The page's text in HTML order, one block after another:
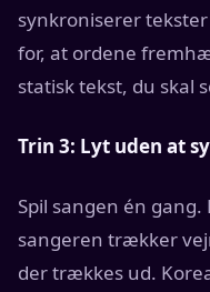
synkroniserer
for, at ordene
statisk tekst, du skal
Trin 3: Lyt uden at
Spil sangen én
sangeren trækker
der trækkes ud.